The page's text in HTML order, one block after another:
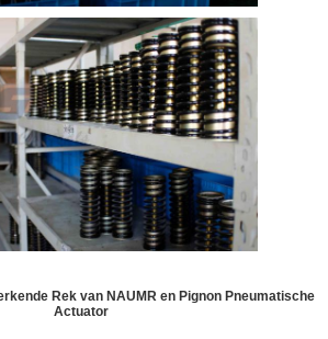
Rek van NAUMR en Pignon Pneumatische
Actuator